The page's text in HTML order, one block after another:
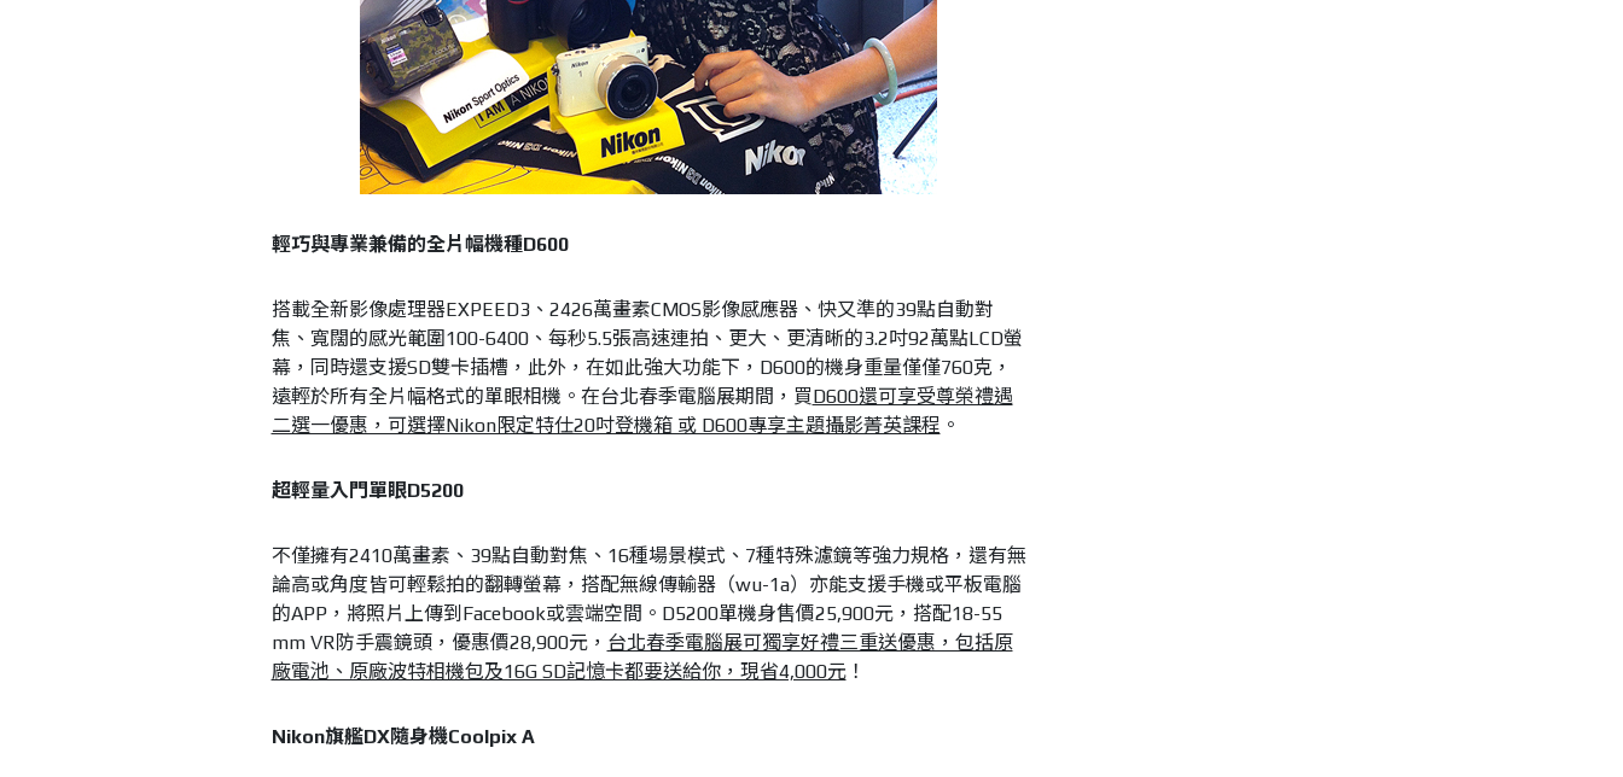
輕巧與專業兼備的全片幅機種D600
搭載全新影像處理器EXPEED3、2426萬畫素CMOS影像感應器、快又準的39點自動對
焦、寬闊的感光範圍100-6400、每秒5.5張高速連拍、更大、更清晰的3.2吋92萬點LCD螢
幕，同時還支援SD雙卡插槽，此外，在如此強大功能下，D600的機身重量僅僅760克，
遠輕於所有全片幅格式的單眼相機。在台北春季電腦展期間，買D600還可享受尊榮禮遇
二選一優惠，可選擇Nikon限定特仕20吋登機箱 或 D600專享主題攝影菁英課程 。
超輕量入門單眼D5200
不僅擁有2410萬畫素、39點自動對焦、16種場景模式、7種特殊濾鏡等強力規格，還有無
論高或角度皆可輕鬆拍的翻轉螢幕，搭配無線傳輸器（wu-1a）亦能支援手機或平板電腦
的APP，將照片上傳到Facebook或雲端空間。D5200單機身售價25,900元，搭配18-55
mm VR防手震鏡頭，優惠價28,900元， 台北春季電腦展可獨享好禮三重送優惠，包括原
廠電池、原廠波特相機包及16G SD記憶卡都要送給你，現省4,000元！
Nikon旗艦DX隨身機Coolpix A